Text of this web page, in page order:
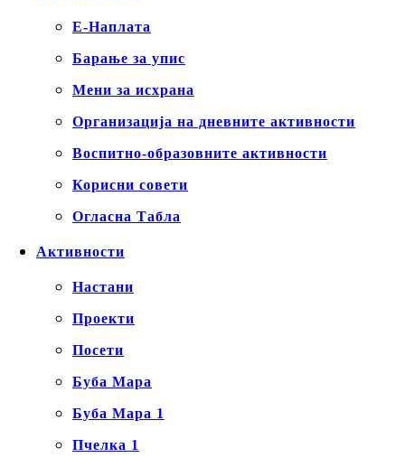
Е-Наплата
Барање за упис
Мени за исхрана
Организација на дневните активности
Воспитно-образовните активности
Корисни совети
Огласна Табла
Активности
Настани
Проекти
Посети
Буба Мара
Буба Мара 1
Пчелка 1